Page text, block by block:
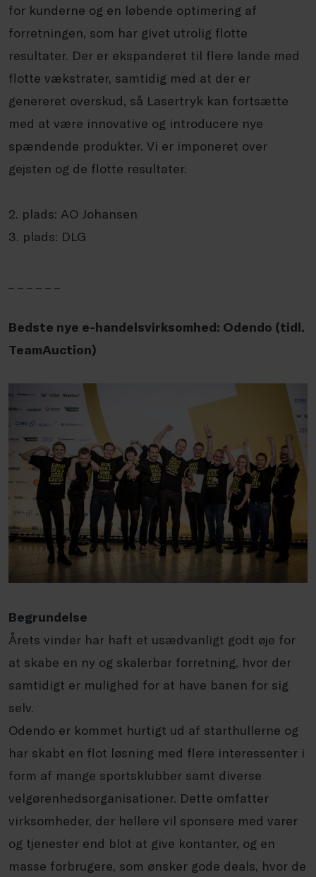
for kunderne og en løbende optimering af
forretningen, som har givet utrolig flotte
resultater. Der er ekspanderet til flere lande med
flotte vækstrater, samtidig med at der er
genereret overskud, så Lasertryk kan fortsætte
med at være innovative og introducere nye
spændende produkter. Vi er imponeret over
gejsten og de flotte resultater.
2. plads: AO Johansen
3. plads: DLG
Bedste nye e-handelsvirksomhed: Odendo (tidl.
TeamAuction)
Begrundelse
Årets vinder har haft et usædvanligt godt øje for
at skabe en ny og skalerbar forretning, hvor der
samtidigt er mulighed for at have banen for sig
selv.
Odendo er kommet hurtigt ud af starthullerne og
har skabt en flot løsning med flere interessenter i
form af mange sportsklubber samt diverse
velgørenhedsorganisationer. Dette omfatter
virksomheder, der hellere vil sponsere med varer
og tjenester end blot at give kontanter, og en
masse forbrugere, som ønsker gode deals, hvor de